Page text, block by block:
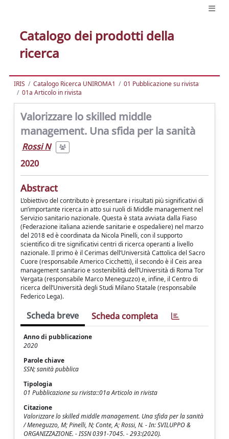
Catalogo dei prodotti della
ricerca
IRIS Catalogo Ricerca UNIROMA1
01 Pubblicazione su rivista
01a Articolo in rivista
Valorizzare lo skilled middle
management. Una sfida per la sanità
Rossi N
2020
Abstract
L’obiettivo del contributo è presentare i risultati più significativi di
un’importante ricerca in atto sui ruoli di Middle management nel
Servizio sanitario nazionale. Questa è stata avviata dalla Fiaso
(Federazione italiana aziende sanitarie e ospedaliere) nel marzo
del 2018 ed è coordinata da Nicola Pinelli, con il supporto
scientifico di tre significativi centri di ricerca operanti a livello
nazionale. Il primo è il Cerimas dell’Università Cattolica del Sacro
Cuore (responsabile Americo Cicchetti), il secondo è il Ceis area
management sanitario e sostenibilità dell’Università di Roma Tor
Vergata (responsabile Marco Meneguzzo) e, infine, il Centro di
ricerca dell’Università degli Studi Milano Statale (responsabile
Federico Lega).
Scheda breve Scheda completa
Anno di pubblicazione
2020
Parole chiave
SSN; sanità pubblica
Tipologia
01 Pubblicazione su rivista::01a Articolo in rivista
Citazione
Valorizzare lo skilled middle management. Una sfida per la sanità
/ Meneguzzo, M; Pinelli, N; Conte, A; Rossi, N. - In: SVILUPPO &
ORGANIZZAZIONE. - ISSN 0391-7045. - 293:(2020).